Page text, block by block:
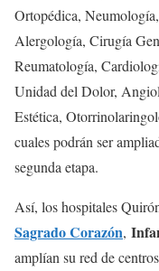
Ortopédica,
Alergología, Cirugía
Reumatología,
Unidad del Dolor,
Estética,
cuales podrán ser
segunda etapa.
Así, los hospitales
Sagrado Corazón,
amplían su red de